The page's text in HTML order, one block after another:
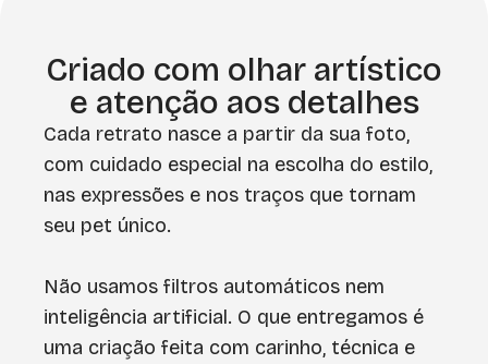
Criado com olhar artístico
e atenção aos detalhes
Cada retrato nasce a partir da sua foto,
com cuidado especial na escolha do estilo,
nas expressões e nos traços que tornam
seu pet único.
Não usamos filtros automáticos nem
inteligência artificial. O que entregamos é
uma criação feita com carinho, técnica e